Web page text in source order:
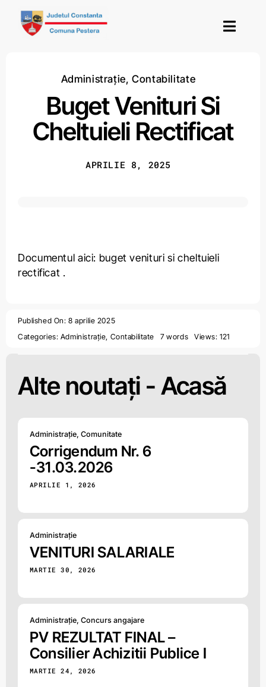
content
Termeni și condiții
Administrație,Contabilitate
Buget Venituri Si
Cheltuieli Rectificat
APRILIE 8, 2025
Documentul aici: buget venituri si cheltuieli
rectificat .
Published On: 8 aprilie 2025
Categories: Administrație Contabilitate 7 words Views: 121
Alte noutați - Acasă
Administrație, Comunitate
Corrigendum Nr. 6
-31.03.2026
APRILIE 1, 2026
Administrație
VENITURI SALARIALE
MARTIE 30, 2026
Administrație, Concurs angajare
PV REZULTAT FINAL –
Consilier Achizitii Publice I
MARTIE 24, 2026